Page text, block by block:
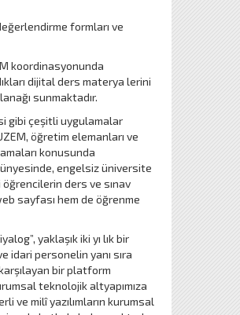
formları ve
koordinasyonunda
dijital ders materya lerini
sunmaktadır.
gibi çeşitli uygulamalar
öğretim elemanları ve
konusunda
engelsiz üniversite
ders ve sınav
sayfası hem de öğrenme
yaklaşık iki yı lık bir
idari personelin yanı sıra
bir platform
teknolojik altyapımıza
ve milî yazılımların kurumsal